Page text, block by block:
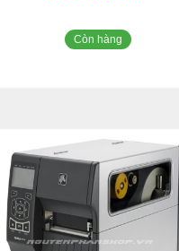
Còn hàng